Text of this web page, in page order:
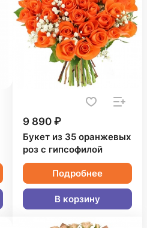
9 890 ₽
Букет из 35 оранжевых
роз с гипсофилой
Подробнее
В корзину